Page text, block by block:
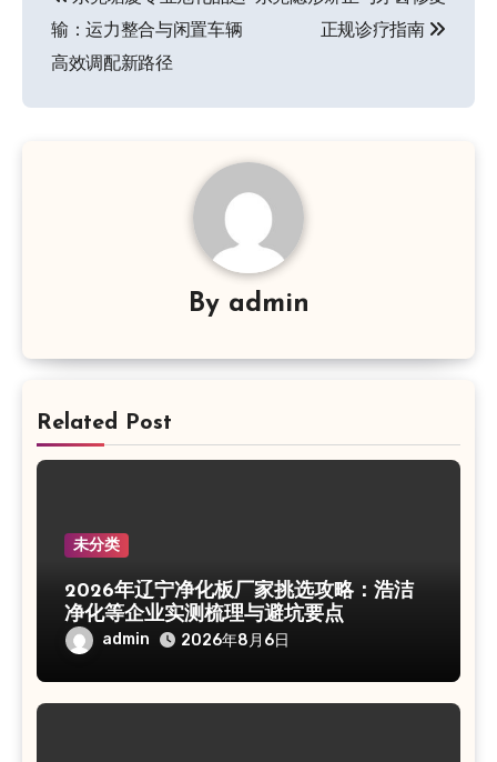
章
导
航
输：运力整合与闲置车辆
高效调配新路径
正规诊疗指南
By admin
Related Post
未分类
2026年辽宁净化板厂家挑选攻略：浩洁
净化等企业实测梳理与避坑要点
admin 2026年8月6日